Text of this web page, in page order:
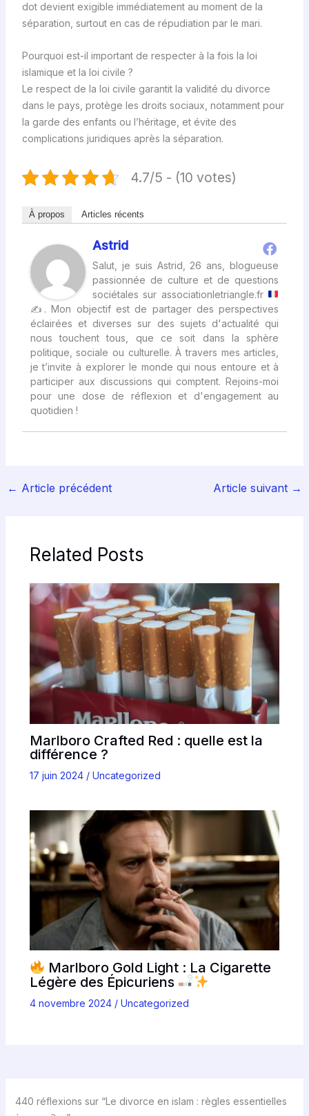
dot devient exigible immédiatement au moment de la
séparation, surtout en cas de répudiation par le mari.
Pourquoi est-il important de respecter à la fois la loi
islamique et la loi civile ?
Le respect de la loi civile garantit la validité du divorce
dans le pays, protège les droits sociaux, notamment pour
la garde des enfants ou l’héritage, et évite des
complications juridiques après la séparation.
4.7/5 - (10 votes)
À propos Articles récents
Astrid
Salut, je suis Astrid, 26 ans, blogueuse
passionnée de culture et de questions
sociétales sur associationletriangle.fr
✍ . Mon objectif est de partager des perspectives
éclairées et diverses sur des sujets d'actualité qui
nous touchent tous, que ce soit dans la sphère
politique, sociale ou culturelle. À travers mes articles,
je t’invite à explorer le monde qui nous entoure et à
participer aux discussions qui comptent. Rejoins-moi
pour une dose de réflexion et d'engagement au
quotidien !
← Article précédent Article suivant →
Related Posts
Marlboro Crafted Red : quelle est la
différence ?
17 juin 2024 / Uncategorized
Marlboro Gold Light : La Cigarette
Légère des Épicuriens
4 novembre 2024 / Uncategorized
440 réflexions sur “Le divorce en islam : règles essentielles